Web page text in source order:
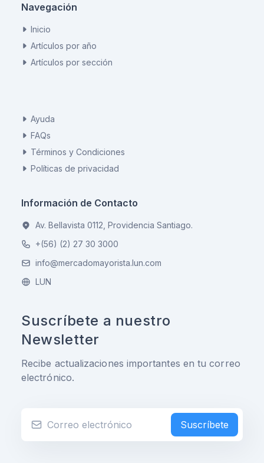
Navegación
Inicio
Artículos por año
Artículos por sección
Ayuda
FAQs
Términos y Condiciones
Políticas de privacidad
Información de Contacto
Av. Bellavista 0112, Providencia Santiago.
+(56) (2) 27 30 3000
info@mercadomayorista.lun.com
LUN
Suscríbete a nuestro
Newsletter
Recibe actualizaciones importantes en tu correo
electrónico.
Suscríbete